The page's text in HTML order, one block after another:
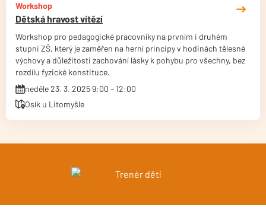
Workshop
Dětská hravost vítězí
Workshop pro pedagogické pracovníky na prvním i druhém
stupni ZŠ, který je zaměřen na herní principy v hodinách tělesné
výchovy a důležitosti zachování lásky k pohybu pro všechny, bez
rozdílu fyzické konstituce.
neděle 23. 3. 2025 9:00 – 12:00
Osík u Litomyšle